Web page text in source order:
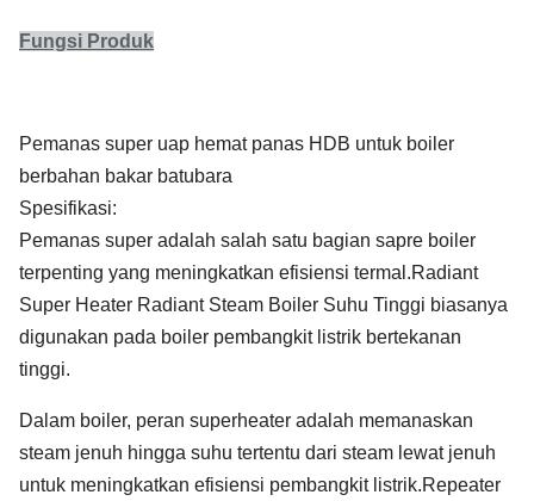
Fungsi Produk
Pemanas super uap hemat panas HDB untuk boiler
berbahan bakar batubara
Spesifikasi:
Pemanas super adalah salah satu bagian sapre boiler
terpenting yang meningkatkan efisiensi termal.Radiant
Super Heater Radiant Steam Boiler Suhu Tinggi biasanya
digunakan pada boiler pembangkit listrik bertekanan
tinggi.
Dalam boiler, peran superheater adalah memanaskan
steam jenuh hingga suhu tertentu dari steam lewat jenuh
untuk meningkatkan efisiensi pembangkit listrik.Repeater